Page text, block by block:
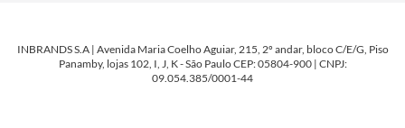
INBRANDS S.A | Avenida Maria Coelho Aguiar, 215, 2º andar, bloco C/E/G, Piso
Panamby, lojas 102, I, J, K - São Paulo CEP: 05804-900 | CNPJ:
09.054.385/0001-44